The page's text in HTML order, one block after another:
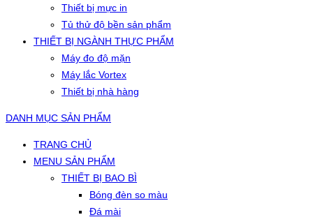
Thiết bị mực in
Tủ thử độ bền sản phẩm
THIẾT BỊ NGÀNH THỰC PHẨM
Máy đo độ mặn
Máy lắc Vortex
Thiết bị nhà hàng
DANH MỤC SẢN PHẨM
TRANG CHỦ
MENU SẢN PHẨM
THIẾT BỊ BAO BÌ
Bóng đèn so màu
Đá mài